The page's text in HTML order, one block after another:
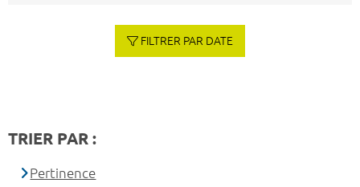
FILTRER PAR DATE
TRIER PAR :
Pertinence